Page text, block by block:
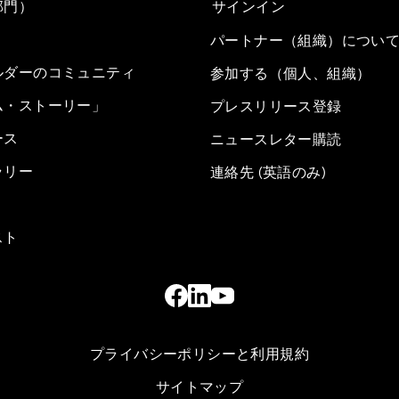
）
ーのコミュニティ
ストーリー」
リー
サインイン
パートナー（組織）につい
参加する（個人、組織）
プレスリリース登録
ニュースレター購読
連絡先 (英語のみ)
プライバシーポリシーと利用規約
サイトマップ